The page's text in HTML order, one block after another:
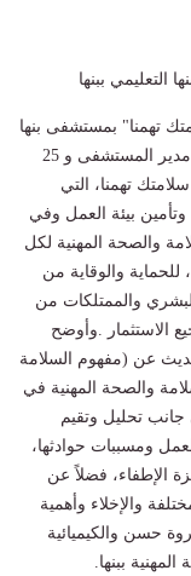
التعليمي ببنها
تهمنا" بمستشفى بنها
التعليمي ببنها بحضور الدكتور فادي كمال مسيحه مدير المستشفى و 25
تهمنا، التي
وتأمين بيئة العمل وفي
والصحة المهنية لكل
للحماية والوقاية من
والممتلكات من
الاستثمار .وأوضح
عن (مفهوم السلامة
والصحة المهنية في
تحليل وتقيم
ومسببات حوادثها،
الإطفاء، فضلاً عن
والإخلاء وأهمية
حسن والكيميائية
ببنها.